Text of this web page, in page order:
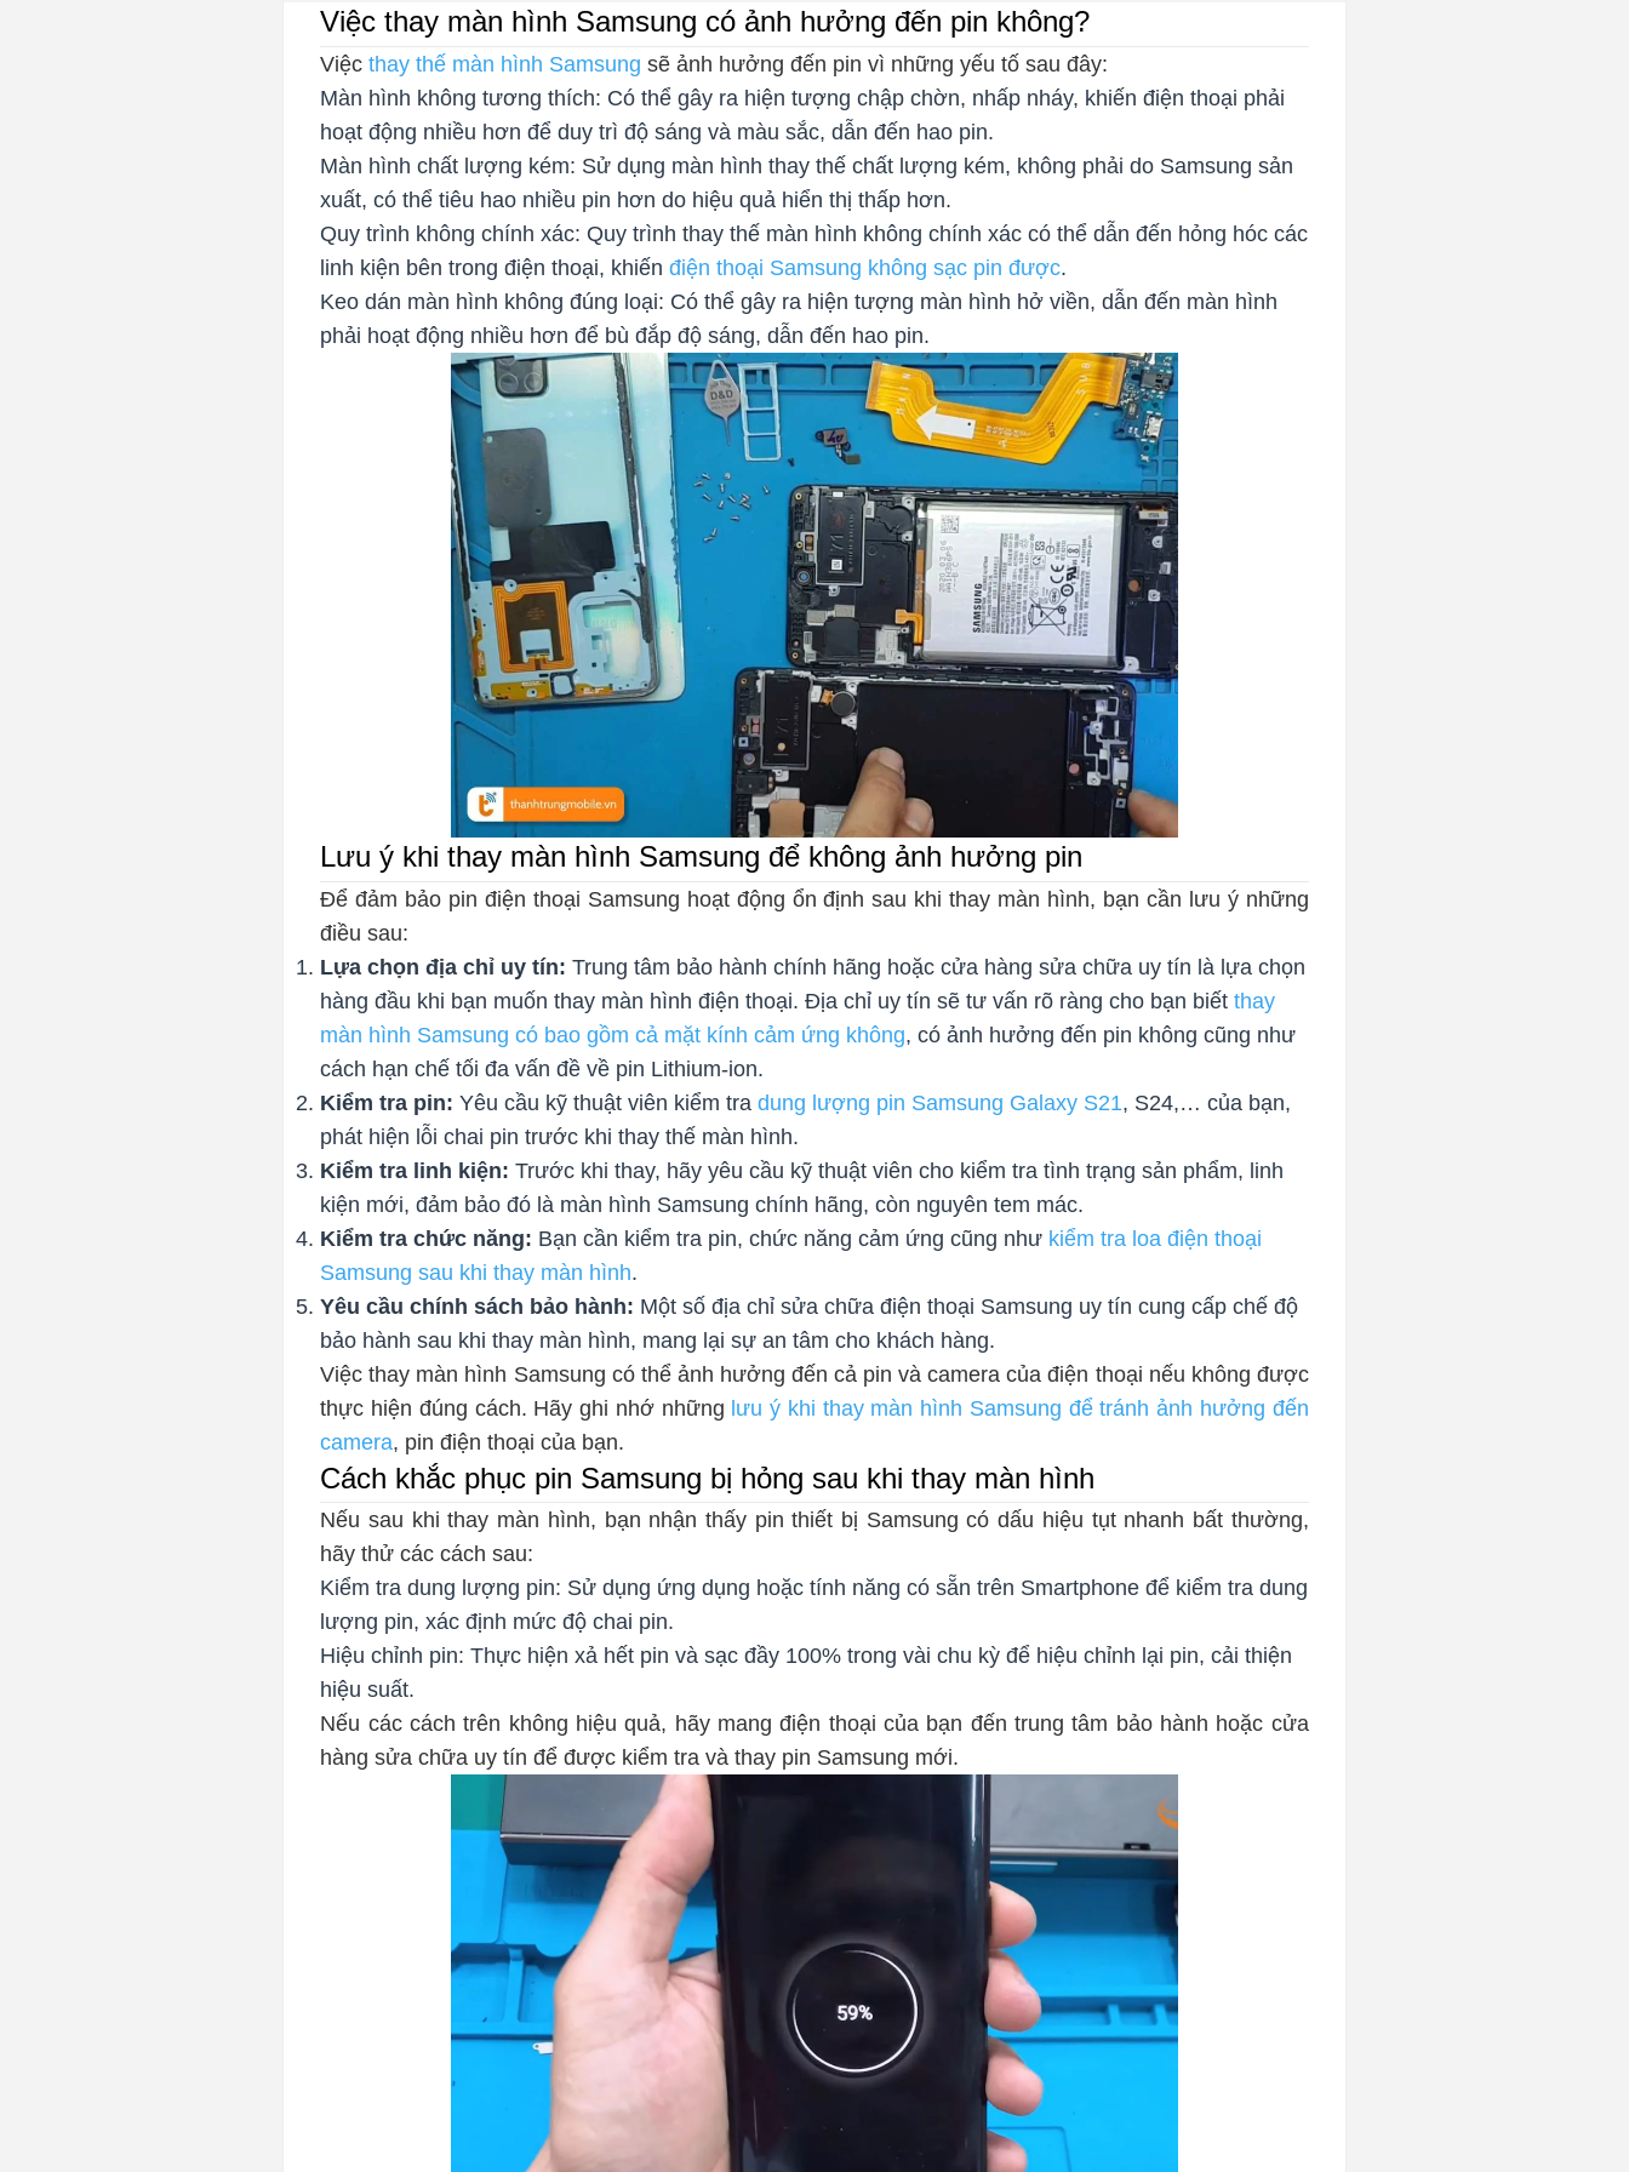
Việc thay màn hình Samsung có ảnh hưởng đến pin không?
Việcthay thế màn hình Samsung sẽ ảnh hưởng đến pin vì những yếu tố sau đây:
Màn hình không tương thích: Có thể gây ra hiện tượng chập chờn, nhấp nháy, khiến điện thoại phải
hoạt động nhiều hơn để duy trì độ sáng và màu sắc, dẫn đến hao pin.
Màn hình chất lượng kém: Sử dụng màn hình thay thế chất lượng kém, không phải do Samsung sản
xuất, có thể tiêu hao nhiều pin hơn do hiệu quả hiển thị thấp hơn.
Quy trình không chính xác: Quy trình thay thế màn hình không chính xác có thể dẫn đến hỏng hóc các
linh kiện bên trong điện thoại, khiếnđiện thoại Samsung không sạc pin được.
Keo dán màn hình không đúng loại: Có thể gây ra hiện tượng màn hình hở viền, dẫn đến màn hình
phải hoạt động nhiều hơn để bù đắp độ sáng, dẫn đến hao pin.
Lưu ý khi thay màn hình Samsung để không ảnh hưởng pin
Để đảm bảo pin điện thoại Samsung hoạt động ổn định sau khi thay màn hình, bạn cần lưu ý những
điều sau:
Lựa chọn địa chỉ uy tín:Trung tâm bảo hành chính hãng hoặc cửa hàng sửa chữa uy tín là lựa chọn
hàng đầu khi bạn muốn thay màn hình điện thoại. Địa chỉ uy tín sẽ tư vấn rõ ràng cho bạn biếtthay
màn hình Samsung có bao gồm cả mặt kính cảm ứng không, có ảnh hưởng đến pin không cũng như
cách hạn chế tối đa vấn đề về pin Lithium-ion.
Kiểm tra pin: Yêu cầu kỹ thuật viên kiểm tradung lượng pin Samsung Galaxy S21, S24,… của bạn,
phát hiện lỗi chai pin trước khi thay thế màn hình.
Kiểm tra linh kiện: Trước khi thay, hãy yêu cầu kỹ thuật viên cho kiểm tra tình trạng sản phẩm, linh
kiện mới, đảm bảo đó là màn hình Samsung chính hãng, còn nguyên tem mác.
Kiểm tra chức năng: Bạn cần kiểm tra pin, chức năng cảm ứng cũng như kiểm tra loa điện thoại
Samsung sau khi thay màn hình.
Yêu cầu chính sách bảo hành: Một số địa chỉ sửa chữa điện thoại Samsung uy tín cung cấp chế độ
bảo hành sau khi thay màn hình, mang lại sự an tâm cho khách hàng.
Việc thay màn hình Samsung có thể ảnh hưởng đến cả pin và camera của điện thoại nếu không được
thực hiện đúng cách. Hãy ghi nhớ những lưu ý khi thay màn hình Samsung để tránh ảnh hưởng đến
camera, pin điện thoại của bạn.
Cách khắc phục pin Samsung bị hỏng sau khi thay màn hình
Nếu sau khi thay màn hình, bạn nhận thấy pin thiết bị Samsung có dấu hiệu tụt nhanh bất thường,
hãy thử các cách sau:
Kiểm tra dung lượng pin: Sử dụng ứng dụng hoặc tính năng có sẵn trên Smartphone để kiểm tra dung
lượng pin, xác định mức độ chai pin.
Hiệu chỉnh pin: Thực hiện xả hết pin và sạc đầy 100% trong vài chu kỳ để hiệu chỉnh lại pin, cải thiện
hiệu suất.
Nếu các cách trên không hiệu quả, hãy mang điện thoại của bạn đến trung tâm bảo hành hoặc cửa
hàng sửa chữa uy tín để được kiểm tra và thay pin Samsung mới.